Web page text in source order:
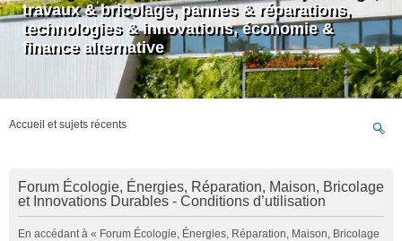
travaux & bricolage, pannes & réparations,
technologies & innovations, économie &
finance alternative
Accueil et sujets récents
Forum Écologie, Énergies, Réparation, Maison, Bricolage
et Innovations Durables - Conditions d’utilisation
En accédant à « Forum Écologie, Énergies, Réparation, Maison, Bricolage